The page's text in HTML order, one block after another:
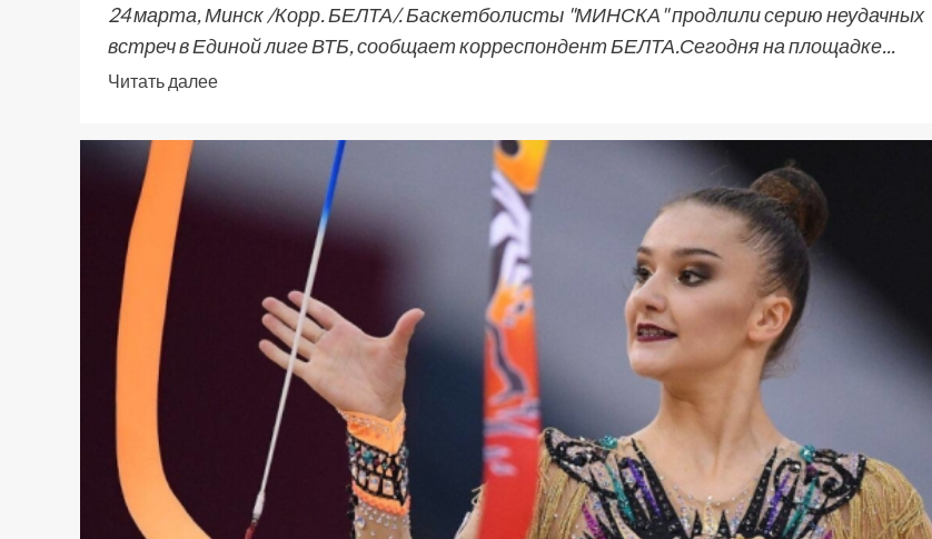
24 марта, Минск /Корр. БЕЛТА/. Баскетболисты "МИНСКА" продлили серию неудачных
встреч в Единой лиге ВТБ, сообщает корреспондент БЕЛТА.Сегодня на площадке...
Читать далее